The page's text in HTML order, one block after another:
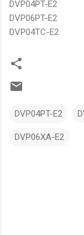
DVP04PT-E2
DVP06PT-E2
DVP04TC-E2
DVP04PT-E2
DVP06XA-E2